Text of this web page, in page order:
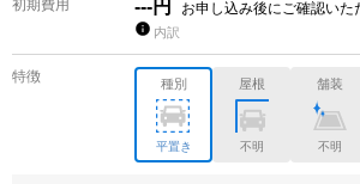
初期費用 ---円 お申し込み後にご確認いた
内訳
特徴 種別
平置き
屋根
不明
舗装
不明